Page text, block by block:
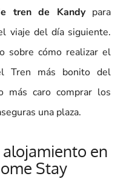
tren de Kandypara
viaje del día siguiente.
sobre cómo realizar el
Tren más bonito del
más caro comprar los
una plaza.
alojamiento en
Stay